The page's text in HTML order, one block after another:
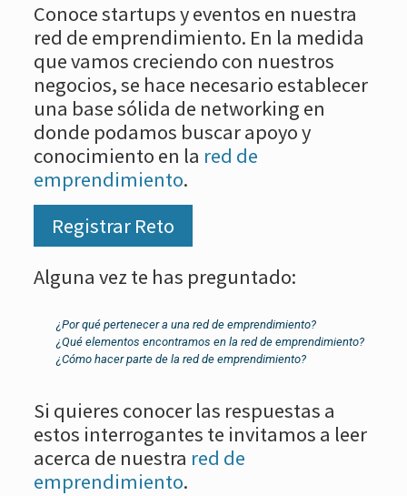
Conoce startups y eventos en nuestra
red de emprendimiento. En la medida
que vamos creciendo con nuestros
negocios, se hace necesario establecer
una base sólida de networking en
donde podamos buscar apoyo y
conocimiento en la red de
emprendimiento.
Registrar Reto
Alguna vez te has preguntado:
¿Por qué pertenecer a una red de emprendimiento?
¿Qué elementos encontramos en la red de emprendimiento?
¿Cómo hacer parte de la red de emprendimiento?
Si quieres conocer las respuestas a
estos interrogantes te invitamos a leer
acerca de nuestra red de
emprendimiento.